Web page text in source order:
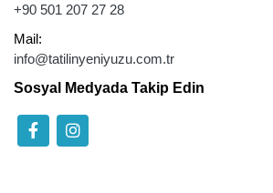
+90 501 207 27 28
Mail:
info@tatilinyeniyuzu.com.tr
Sosyal Medyada Takip Edin